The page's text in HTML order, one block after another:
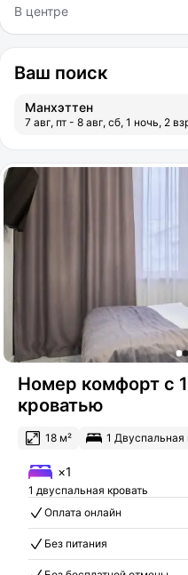
В центре
Ваш поиск
Манхэттен
7 авг, пт - 8 авг, сб, 1 ночь, 2
Номер комфорт с
кроватью
18 м² 1 Двуспальная
×1
1 двуспальная кровать
Оплата онлайн
Без питания